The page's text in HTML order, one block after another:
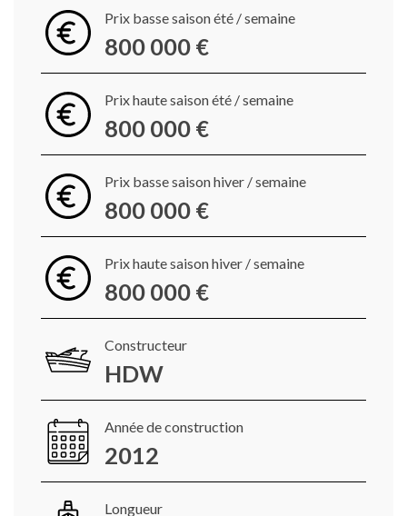
Prix basse saison été / semaine
800 000 €
Prix haute saison été / semaine
800 000 €
Prix basse saison hiver / semaine
800 000 €
Prix haute saison hiver / semaine
800 000 €
Constructeur
HDW
Année de construction
2012
Longueur